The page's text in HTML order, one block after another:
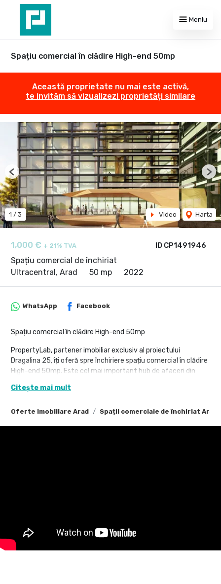
Meniu
Spațiu comercial în clădire High-end 50mp
Această proprietate nu mai este activă,
te invităm să vizualizezi proprietăți similare
ID CP1491946
1,000 € + 21% TVA
Spațiu comercial de închiriat
Ultracentral, Arad
50 mp 2022
1 / 3 Video Harta
Previous
Oferte imobiliare Arad Spații comerciale de închiriat Arad
WhatsApp Facebook
Spațiu comercial în clădire High-end 50mp
PropertyLab, partener imobiliar exclusiv al proiectului
Dragalina 25, îți oferă spre închiriere spațiu comercial în clădire
High-end 50mp. Este cel mai important hub de afaceri din
fitness și centru de wellness.
Rezervă din timp un spațiu comercial situat la parterul
Dacă vrei ca afacerea ta să aibă succes, Dragalina 25 este
locația ideală pentru tine!
Citește mai mult